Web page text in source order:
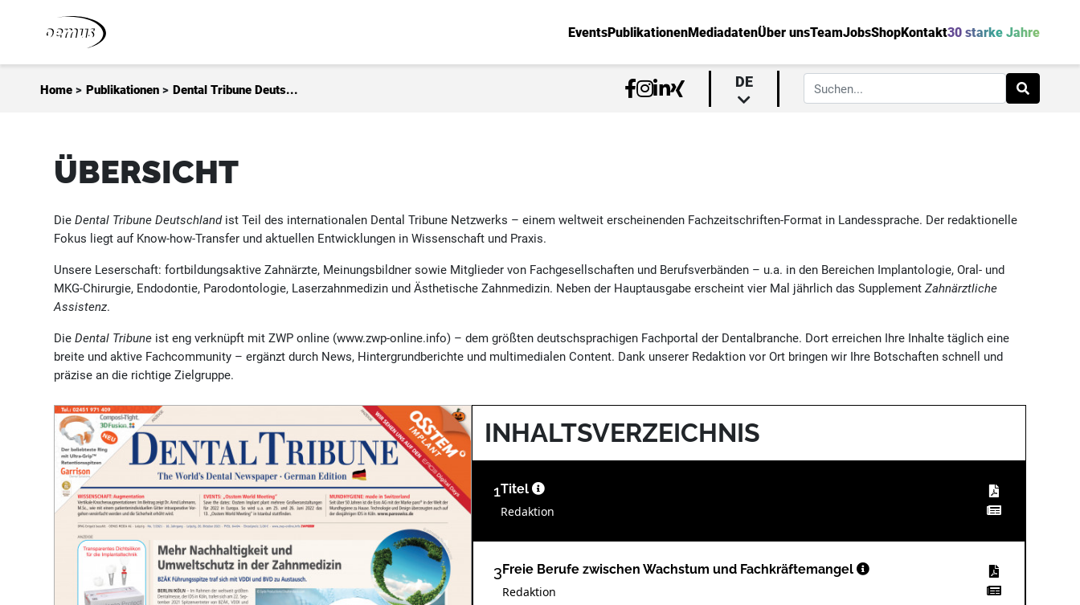
EventsPublikationenMediadatenÜber unsTeamJobsShopKontakt30 starke Jahre
Home > Publikationen > Dental Tribune Deuts... DE
ÜBERSICHT
DieDental Tribune Deutschlandist Teil des internationalen Dental Tribune Netzwerks – einem weltweit erscheinenden Fachzeitschriften-Format in Landessprache. Der redaktionelle
Fokus liegt auf Know-how-Transfer und aktuellen Entwicklungen in Wissenschaft und Praxis.
Unsere Leserschaft: fortbildungsaktive Zahnärzte, Meinungsbildner sowie Mitglieder von Fachgesellschaften und Berufsverbänden – u.a. in den Bereichen Implantologie, Oral- und
MKG-Chirurgie, Endodontie, Parodontologie, Laserzahnmedizin und Ästhetische Zahnmedizin. Neben der Hauptausgabe erscheint vier Mal jährlich das SupplementZahnärztliche
Assistenz.
DieDental Tribune ist eng verknüpft mit ZWP online (www.zwp-online.info) – dem größten deutschsprachigen Fachportal der Dentalbranche. Dort erreichen Ihre Inhalte täglich eine
breite und aktive Fachcommunity – ergänzt durch News, Hintergrundberichte und multimedialen Content. Dank unserer Redaktion vor Ort bringen wir Ihre Botschaften schnell und
präzise an die richtige Zielgruppe.
INHALTSVERZEICHNIS
1Titel
Redaktion
3Freie Berufe zwischen Wachstum und Fachkräftemangel
Redaktion